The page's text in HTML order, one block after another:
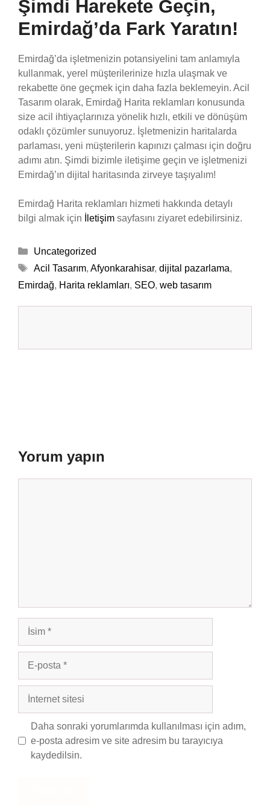
Şimdi Harekete Geçin,
Emirdağ’da Fark Yaratın!
Emirdağ’da işletmenizin potansiyelini tam anlamıyla
kullanmak, yerel müşterilerinize hızla ulaşmak ve
rekabette öne geçmek için daha fazla beklemeyin. Acil
Tasarım olarak, Emirdağ Harita reklamları konusunda
size acil ihtiyaçlarınıza yönelik hızlı, etkili ve dönüşüm
odaklı çözümler sunuyoruz. İşletmenizin haritalarda
parlaması, yeni müşterilerin kapınızı çalması için doğru
adımı atın. Şimdi bizimle iletişime geçin ve işletmenizi
Emirdağ’ın dijital haritasında zirveye taşıyalım!
Emirdağ Harita reklamları hizmeti hakkında detaylı
bilgi almak için
İletişim sayfasını ziyaret edebilirsiniz.
Kategoriler
Uncategorized
Etiketler
Acil Tasarım, Afyonkarahisar, dijital pazarlama,
Emirdağ, Harita reklamları, SEO, web tasarım
Yorum yapın
İsim
posta
İnternet
Daha sonraki yorumlarımda kullanılması için adım,
e-posta adresim ve site adresim bu tarayıcıya
kaydedilsin.